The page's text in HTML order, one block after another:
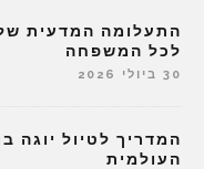
התעלומה המדעית של
לכל המשפחה
30 ביולי 2026
המדריך לטיול יוגה
העולמית